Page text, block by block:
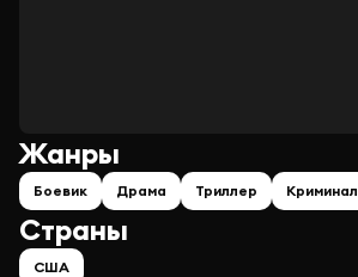
Страны
США
Жанры
Боевик Драма Триллер Криминал